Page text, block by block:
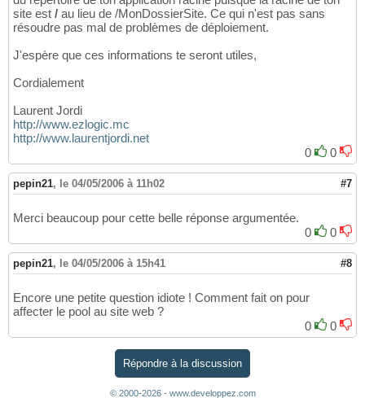
site est / au lieu de /MonDossierSite. Ce qui n'est pas sans
résoudre pas mal de problèmes de déploiement.
J'espère que ces informations te seront utiles,
Cordialement
Laurent Jordi
http://www.ezlogic.mc
http://www.laurentjordi.net
0
0
pepin21, le 04/05/2006 à 11h02 #7
Merci beaucoup pour cette belle réponse argumentée.
0
0
pepin21, le 04/05/2006 à 15h41 #8
Encore une petite question idiote ! Comment fait on pour
affecter le pool au site web ?
0
0
Répondre à la discussion
© 2000-2026 - www.developpez.com